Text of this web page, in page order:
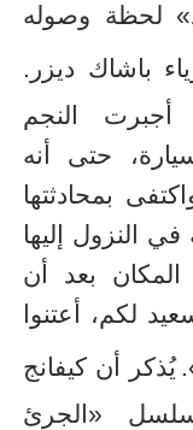
لحظة وصوله
باشاك ديزر.
أجبرت النجم
حتى أنه
بمحادثتها
في النزول إليها
المكان بعد أن
لكم، أعتنوا
يُذكر أن كيفانج
«الجرئ